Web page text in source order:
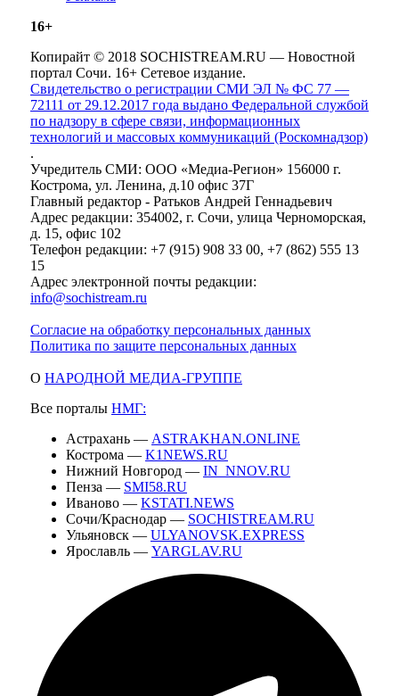
16+
Копирайт © 2018 SOCHISTREAM.RU — Новостной
портал Сочи. 16+ Сетевое издание.
Свидетельство о регистрации СМИ ЭЛ № ФС 77 —
72111 от 29.12.2017 года выдано Федеральной службой
по надзору в сфере связи, информационных
технологий и массовых коммуникаций (Роскомнадзор)
.
Учредитель СМИ: ООО «Медиа-Регион» 156000 г.
Кострома, ул. Ленина, д.10 офис 37Г
Главный редактор - Ратьков Андрей Геннадьевич
Адрес редакции: 354002, г. Сочи, улица Черноморская,
д. 15, офис 102
Телефон редакции: +7 (915) 908 33 00, +7 (862) 555 13
15
Адрес электронной почты редакции:
info@sochistream.ru
Согласие на обработку персональных данных
Политика по защите персональных данных
О НАРОДНОЙ МЕДИА-ГРУППЕ
Все порталы НМГ:
Астрахань — ASTRAKHAN.ONLINE
Кострома — K1NEWS.RU
Нижний Новгород — IN_NNOV.RU
Пенза — SMI58.RU
Иваново — KSTATI.NEWS
Сочи/Краснодар — SOCHISTREAM.RU
Ульяновск — ULYANOVSK.EXPRESS
Ярославль — YARGLAV.RU